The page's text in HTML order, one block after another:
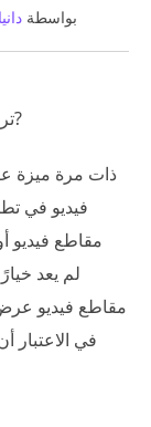
بواسطة
?
فيديو في
مقاطع فيديو
مقاطع فيديو عرض
في الاعتبار